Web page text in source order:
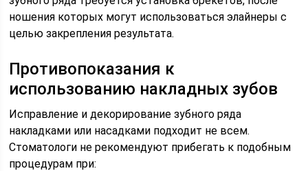
ношения которых могут использоваться элайнеры с
целью закрепления результата.
Противопоказания к
использованию накладных зубов
Исправление и декорирование зубного ряда
накладками или насадками подходит не всем.
Стоматологи не рекомендуют прибегать к подобным
процедурам при: